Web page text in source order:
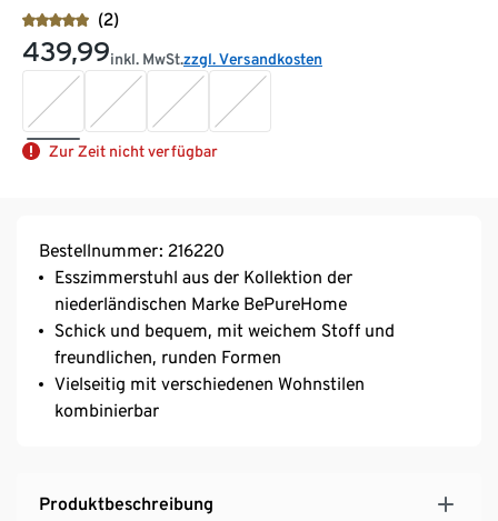
(2)
439,99inkl. MwSt.zzgl. Versandkosten
Zur Zeit nicht verfügbar
Bestellnummer: 216220
Esszimmerstuhl aus der Kollektion der
niederländischen Marke BePureHome
Schick und bequem, mit weichem Stoff und
freundlichen, runden Formen
Vielseitig mit verschiedenen Wohnstilen
kombinierbar
Produktbeschreibung